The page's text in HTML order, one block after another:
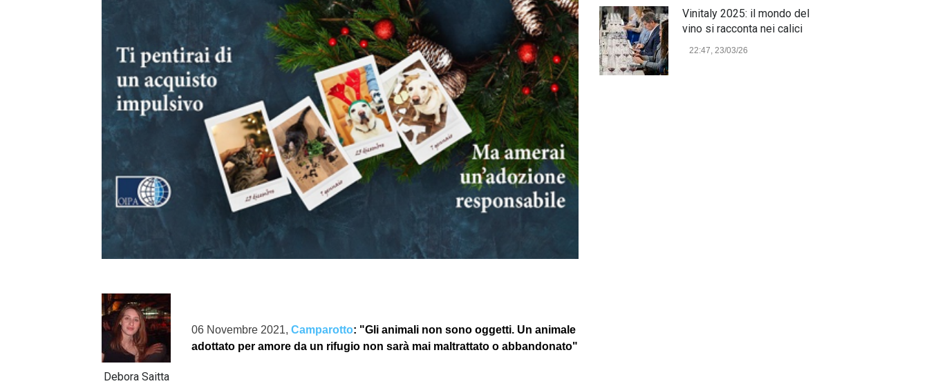
06 Novembre 2021, Camparotto: "Gli animali non sono oggetti. Un animale
adottato per amore da un rifugio non sarà mai maltrattato o abbandonato"
Debora Saitta
Vinitaly 2025: il mondo del
vino si racconta nei calici
22:47, 23/03/26